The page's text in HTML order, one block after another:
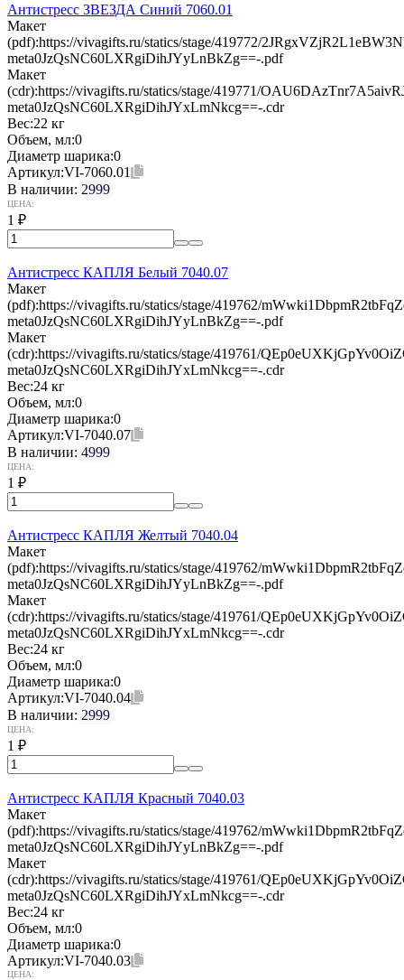
Антистресс ЗВЕЗДА Синий 7060.01
Макет
(pdf):https://vivagifts.ru/statics/stage/419772/
meta0JzQsNC60LXRgiDihJYyLnBkZg==-.pdf
Макет
(cdr):https://vivagifts.ru/statics/stage/419771/
meta0JzQsNC60LXRgiDihJYxLmNkcg==-.cdr
Вес:22 кг
Объем, мл:0
Диаметр шарика:0
Артикул:VI-7060.01
В наличии: 2999
ЦЕНА:
1 ₽
Антистресс КАПЛЯ Белый 7040.07
Макет
(pdf):https://vivagifts.ru/statics/stage/419762/
meta0JzQsNC60LXRgiDihJYyLnBkZg==-.pdf
Макет
(cdr):https://vivagifts.ru/statics/stage/419761/
meta0JzQsNC60LXRgiDihJYxLmNkcg==-.cdr
Вес:24 кг
Объем, мл:0
Диаметр шарика:0
Артикул:VI-7040.07
В наличии: 4999
ЦЕНА:
1 ₽
Антистресс КАПЛЯ Желтый 7040.04
Макет
(pdf):https://vivagifts.ru/statics/stage/419762/
meta0JzQsNC60LXRgiDihJYyLnBkZg==-.pdf
Макет
(cdr):https://vivagifts.ru/statics/stage/419761/
meta0JzQsNC60LXRgiDihJYxLmNkcg==-.cdr
Вес:24 кг
Объем, мл:0
Диаметр шарика:0
Артикул:VI-7040.04
В наличии: 2999
ЦЕНА:
1 ₽
Антистресс КАПЛЯ Красный 7040.03
Макет
(pdf):https://vivagifts.ru/statics/stage/419762/
meta0JzQsNC60LXRgiDihJYyLnBkZg==-.pdf
Макет
(cdr):https://vivagifts.ru/statics/stage/419761/
meta0JzQsNC60LXRgiDihJYxLmNkcg==-.cdr
Вес:24 кг
Объем, мл:0
Диаметр шарика:0
Артикул:VI-7040.03
ЦЕНА: